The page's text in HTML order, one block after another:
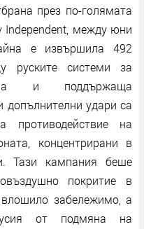
през по-голямата
Independent, между юни
е извършила 492
руските системи за
и поддържаща
допълнителни удари са
противодействие на
концентрирани в
Тази кампания беше
покритие в
забележимо, а
от подмяна на